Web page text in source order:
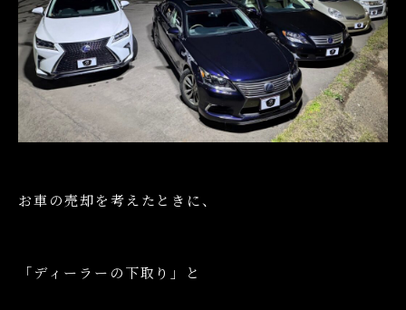
お車の売却を考えたときに、
「ディーラーの下取り」と